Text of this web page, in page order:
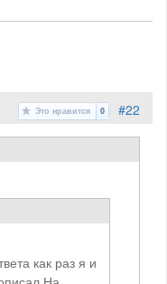
#22
Это нравится 0
как раз я и